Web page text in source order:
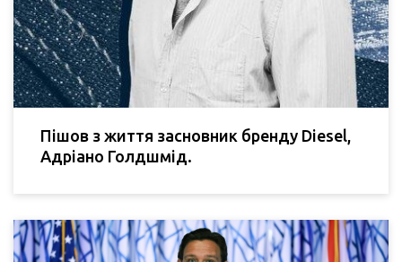
Пішов з життя засновник бренду Diesel,
Адріано Голдшмід.